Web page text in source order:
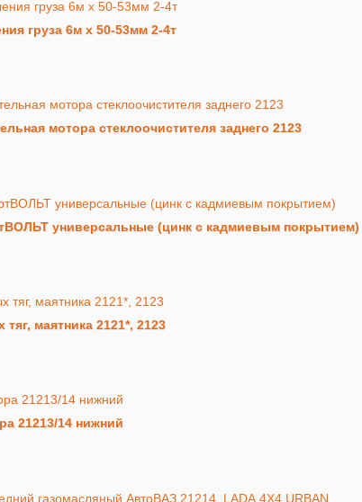
груза 6м х 50-53мм 2-4т
мотора стеклоочистителя заднего 2123
универсальные (цинк с кадмиевым покрытием)
маятника 2121*, 2123
21213/14 нижний